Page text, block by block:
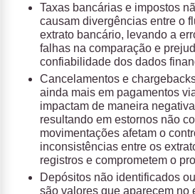
Taxas bancárias e impostos
causam divergências entre o
extrato bancário, levando a
falhas na comparação e
confiabilidade dos dados
Cancelamentos e
ainda mais em pagamentos
impactam de maneira
resultando em estornos não
movimentações afetam o
inconsistências entre os
registros e comprometem o
Depósitos não identificados
são valores que aparecem no